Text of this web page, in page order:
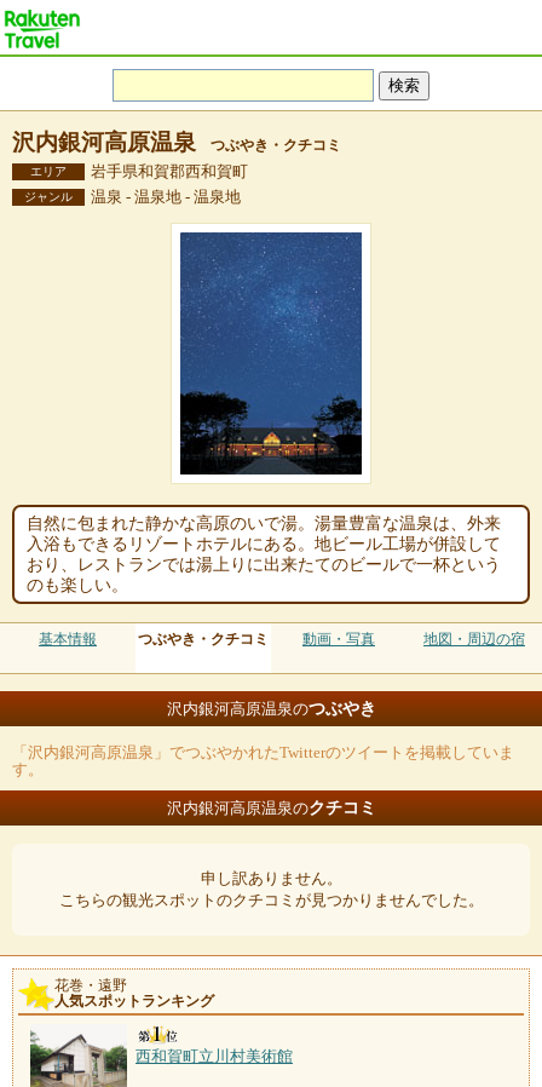
沢内銀河高原温泉 つぶやき・クチコミ
エリア 岩手県和賀郡西和賀町
ジャンル 温泉 - 温泉地 - 温泉地
自然に包まれた静かな高原のいで湯。湯量豊富な温泉は、外来
入浴もできるリゾートホテルにある。地ビール工場が併設して
おり、レストランでは湯上りに出来たてのビールで一杯という
のも楽しい。
基本情報 つぶやき・クチコミ 動画・写真 地図・周辺の宿
沢内銀河高原温泉のつぶやき
「沢内銀河高原温泉」でつぶやかれたTwitterのツイートを掲載していま
す。
沢内銀河高原温泉のクチコミ
申し訳ありません。
こちらの観光スポットのクチコミが見つかりませんでした。
花巻・遠野
人気スポットランキング
西和賀町立川村美術館